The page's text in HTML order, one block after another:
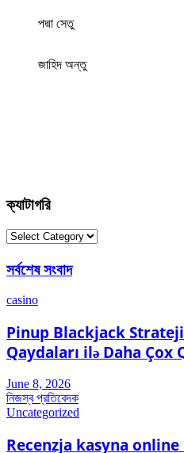
পদ্মা সেতু
জাহিদ অন্তু
ক্যাটাগরি
ক্যাটাগরি
সর্বশেষ সংবাদ
casino
Pinup Blackjack
Qaydaları ilə Daha Çox
June 8, 2026
নিজস্ব প্রতিবেদক
Uncategorized
Recenzja kasyna